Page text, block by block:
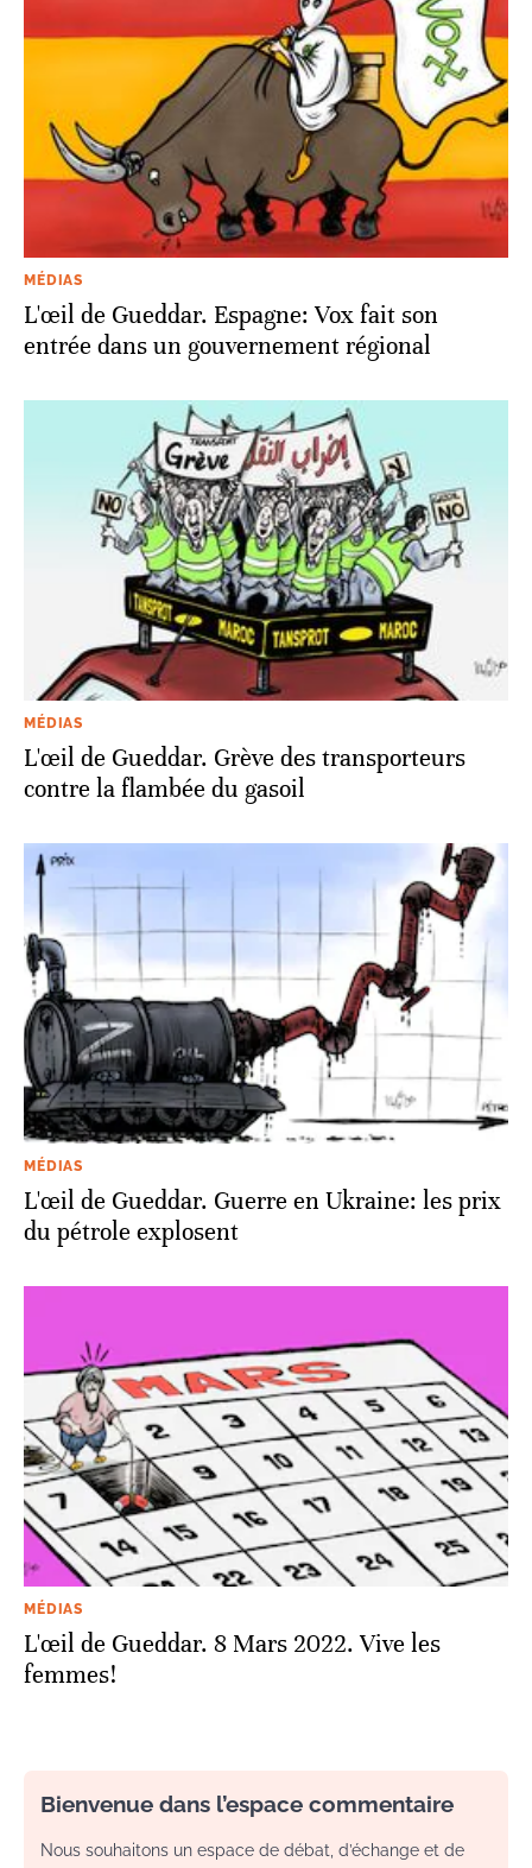
MÉDIAS
L'œil de Gueddar. Espagne: Vox fait son
entrée dans un gouvernement régional
MÉDIAS
L'œil de Gueddar. Grève des transporteurs
contre la flambée du gasoil
MÉDIAS
L'œil de Gueddar. Guerre en Ukraine: les prix
du pétrole explosent
MÉDIAS
L'œil de Gueddar. 8 Mars 2022. Vive les
femmes!
Bienvenue dans l’espace commentaire
Nous souhaitons un espace de débat, d’échange et de